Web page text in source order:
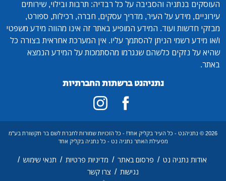
העוסקים בנתניה והסביבה על כל רבדיה: תרבות ובילוי, שירותים
עירוניים, מידע על העיר, מדריך עסקים, חברה, רכילות, ספורט,
מבזקי חדשות ועוד. המידע המופיע באתר זה אינו מהווה מידע משפטי
ו/או מידע רשמי הניתן להסתמך עליו. אין המערכת אחראית בצורה כל
שהיא על נזקים כלשהם שנגרמו מהסתמכות על המידע הנמצא
באתר.
נתניהנט ברשתות החברתיות
2026 © נתניהנט - כל העיר בקליק אחד! - כל הזכויות שמורות לחברת לשם בר תקשורת בע"מ
מפעילת האתר נתניה נט - כל נתניה בקליק אחד
אודות נתניה נט / פרסום באתר / מדיניות פרטיות / תנאי שימוש /
נגישות / צרו קשר